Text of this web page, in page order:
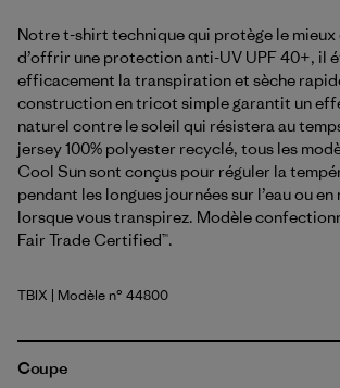
Notre t-shirt technique qui protège le mieux
d’offrir une protection anti-UV UPF 40+, il
efficacement la transpiration et sèche
construction en tricot simple garantit un
naturel contre le soleil qui résistera au
jersey 100% polyester recyclé, tous les
Cool Sun sont conçus pour réguler la
pendant les longues journées sur l’eau ou en
lorsque vous transpirez. Modèle
Fair Trade Certified™.
Thermal Blue - Thin Ice X-Dye
TBIX | Modèle n° 44800
Coupe